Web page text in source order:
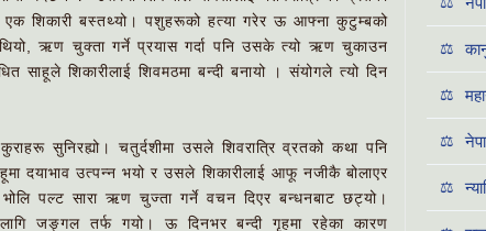
एक शिकारी बस्तथ्यो। पशुहरूको हत्या गरेर ऊ आफ्ना कुटुम्बको
ऋण चुक्ता गर्ने प्रयास गर्दा पनि उसके त्यो ऋण चुकाउन
साहूले शिकारीलाई शिवमठमा बन्दी बनायो । संयोगले त्यो दिन
कुराहरू सुनिरह्यो। चतुर्दशीमा उसले शिवरात्रि व्रतको कथा पनि
दयाभाव उत्पन्न भयो र उसले शिकारीलाई आफू नजीकै बोलाएर
पल्ट सारा ऋण चुज्ता गर्ने वचन दिएर बन्धनबाट छट्यो।
जङ्गल तर्फ गयो। ऊ दिनभर बन्दी गृहमा रहेका कारण
⚖️
⚖️
⚖️
⚖️